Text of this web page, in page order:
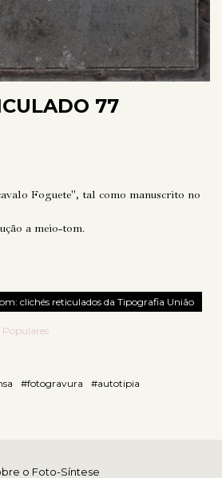
77
Foguete", tal como manuscrito no
a meio-tom.
clichés reticulados da Tipografia União
Populares
#fotogravura #autotipia
o Foto-Síntese